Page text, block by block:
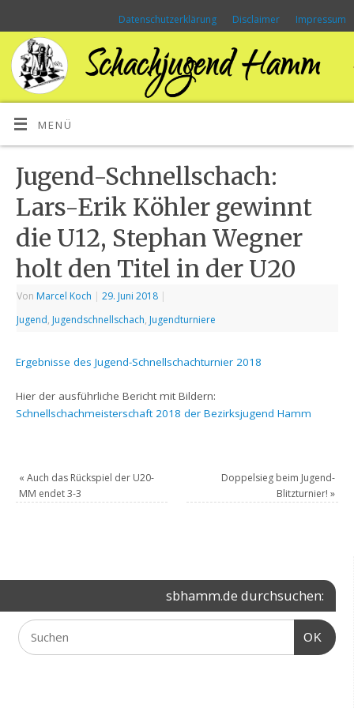
Datenschutzerklärung Disclaimer Impressum
MENÜ
Jugend-Schnellschach:
Lars-Erik Köhler gewinnt
die U12, Stephan Wegner
holt den Titel in der U20
Von Marcel Koch | 29. Juni 2018 |
Jugend, Jugendschnellschach, Jugendturniere
Ergebnisse des Jugend-Schnellschachturnier 2018
Hier der ausführliche Bericht mit Bildern:
Schnellschachmeisterschaft 2018 der Bezirksjugend Hamm
« Auch das Rückspiel der U20-
MM endet 3-3
Doppelsieg beim Jugend-
Blitzturnier! »
sbhamm.de durchsuchen:
OK